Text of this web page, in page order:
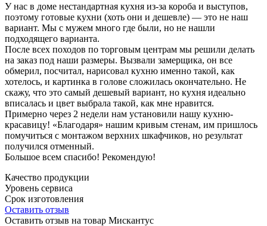
У нас в доме нестандартная кухня из-за короба и выступов,
поэтому готовые кухни (хоть они и дешевле) — это не наш
вариант. Мы с мужем много где были, но не нашли
подходящего варианта.
После всех походов по торговым центрам мы решили делать
на заказ под наши размеры. Вызвали замерщика, он все
обмерил, посчитал, нарисовал кухню именно такой, как
хотелось, и картинка в голове сложилась окончательно. Не
скажу, что это самый дешевый вариант, но кухня идеально
вписалась и цвет выбрала такой, как мне нравится.
Примерно через 2 недели нам установили нашу кухню-
красавицу! «Благодаря» нашим кривым стенам, им пришлось
помучиться с монтажом верхних шкафчиков, но результат
получился отменный.
Большое всем спасибо! Рекомендую!
Качество продукции
Уровень сервиса
Срок изготовления
Оставить отзыв
Оставить отзыв на товар Мискантус